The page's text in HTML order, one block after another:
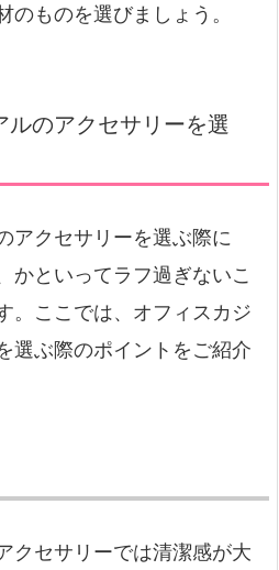
のものを選びましょう。
ルのアクセサリーを選
アクセサリーを選ぶ際に
かといってラフ過ぎないこ
。ここでは、オフィスカジ
選ぶ際のポイントをご紹介
クセサリーでは清潔感が大